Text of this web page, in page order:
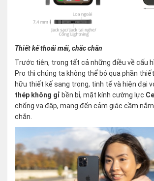
Thiết kế thoải mái, chắc chắn
Trước tiên, trong tất cả những điều về cấu
Pro thì chúng ta không thể bỏ qua phần
hữu thiết kế sang trọng, tinh tế và hiện đại
thép không gỉ bền bỉ, mặt kính cường lực
chống va đập, mang đến cảm giác cầm
chắn.